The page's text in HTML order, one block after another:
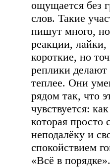
ощущается без
слов. Такие
пишут много,
реакции, лайки,
короткие, но
реплики
теплее. Они
рядом так, что
чувствуется:
которая просто
неподалёку и
спокойствием
«Всё в порядке».